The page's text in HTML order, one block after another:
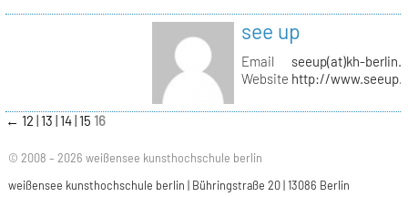
see up
Email
seeup(at)kh-
Website http://
← 12 13 14 15 16
© 2008 – 2026 weißensee kunsthochschule berlin
weißensee kunsthochschule berlin | Bühringstraße 20 | 13086 Berlin